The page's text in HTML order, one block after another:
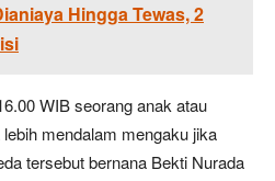
Hingga Tewas, 2
WIB seorang anak atau
mendalam mengaku jika
tersebut bernana Bekti Nurada